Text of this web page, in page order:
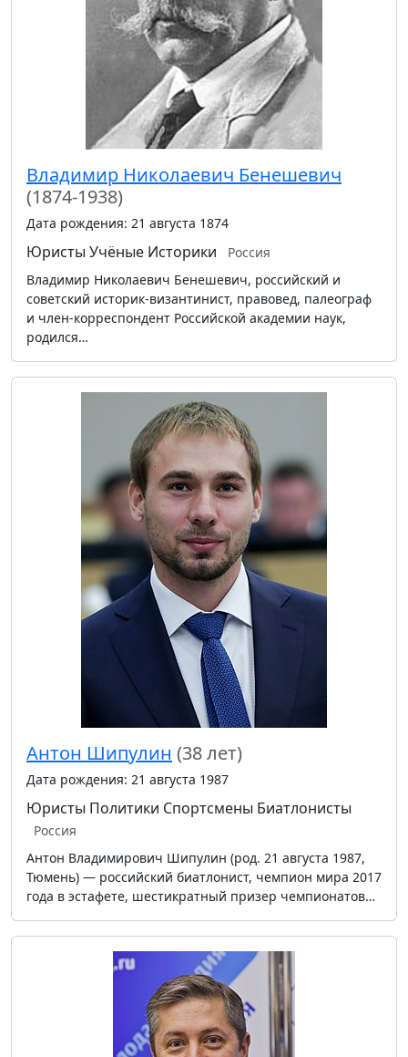
Владимир Николаевич Бенешевич
(1874-1938)
Дата рождения: 21 августа 1874
Юристы Учёные Историки
Россия
Владимир Николаевич Бенешевич, российский и
советский историк-византинист, правовед, палеограф
и член-корреспондент Российской академии наук,
родился…
Антон Шипулин (38 лет)
Дата рождения: 21 августа 1987
Юристы Политики Спортсмены Биатлонисты
Россия
Антон Владимирович Шипулин (род. 21 августа 1987,
Тюмень) — российский биатлонист, чемпион мира 2017
года в эстафете, шестикратный призер чемпионатов…